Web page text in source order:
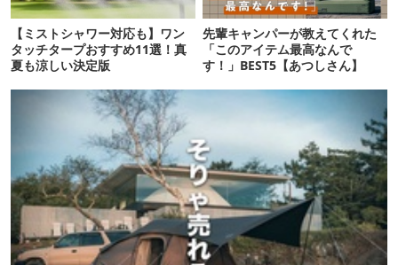
【ミストシャワー対応も】ワン
タッチタープおすすめ11選！真
夏も涼しい決定版
先輩キャンパーが教えてくれた
「このアイテム最高なんで
す！」BEST5【あつしさん】